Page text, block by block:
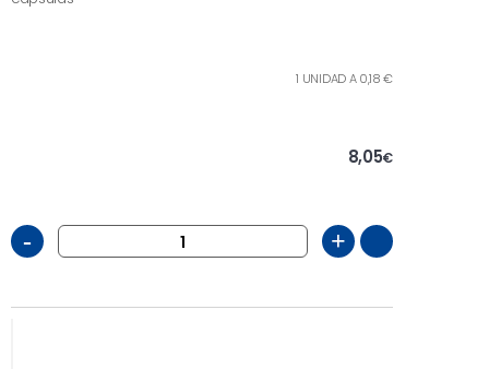
1 UNIDAD A 0,18 €
8,05€
- +